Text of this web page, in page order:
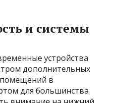
и системы
устройства
дополнительных
в
для большинства